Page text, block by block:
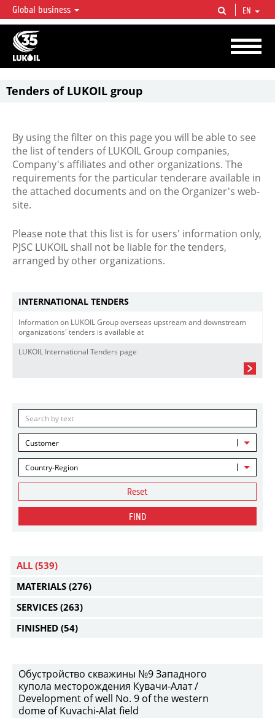
LUKOIL OVERVIEW
LUKOIL is one of the largest oil & gas vertical integrated companies in the world
accounting for over 2% of crude production and circa 1% of proved hydrocarbon
reserves globally.
Global business EN
Tenders of LUKOIL group
By using the filter on this page you will be able to see
the list of tenders of LUKOIL Group companies,
Company's affiliates and other organizations. The
requirements for the particular tenderare available in
the attached documents and on the Organizer's web-
site.
Please note that this list is for users' information only,
PJSC LUKOIL shall not be liable for the tenders,
arranged by other organizations.
INTERNATIONAL TENDERS
Information on LUKOIL Group overseas upstream and downstream
organizations' tenders is available at
LUKOIL International Tenders page
Customer
Country-Region
Reset
FIND
ALL (539)
MATERIALS (276)
SERVICES (263)
FINISHED (54)
Обустройство скважины №9 Западного
купола месторождения Кувачи-Алат /
Development of well No. 9 of the western
dome of Kuvachi-Alat field